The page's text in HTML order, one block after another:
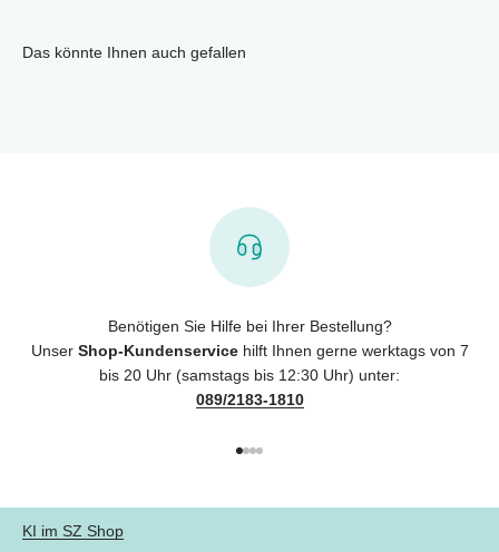
Das könnte Ihnen auch gefallen
Benötigen Sie Hilfe bei Ihrer Bestellung?
Unser Shop-Kundenservicehilft Ihnen gerne werktags von 7
bis 20 Uhr (samstags bis 12:30 Uhr) unter:
089/2183-1810
KI im SZ Shop